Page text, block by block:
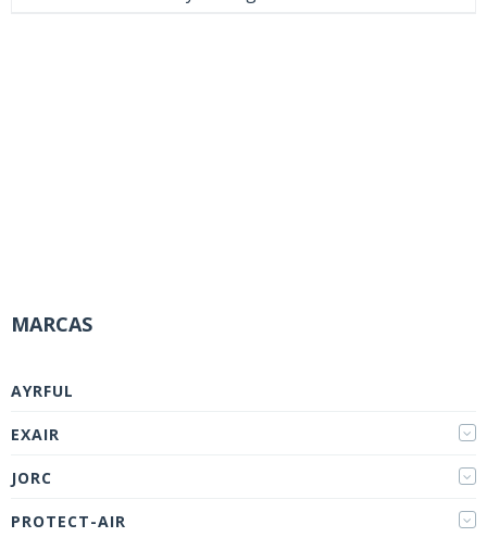
MARCAS
AYRFUL
EXAIR
JORC
PROTECT-AIR